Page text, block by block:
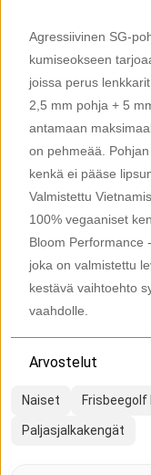
Agressiivinen SG-
kumiseokseen
joissa perus
2,5 mm pohja + 5
antamaan
on pehmeää.
kenkä ei pääse
Valmistettu
100% vegaaniset
Bloom Performance
joka on valmistettu
kestävä vaihtoehto
vaahdolle.
Arvostelut
Naiset Frisbeegolf
Paljasjalkakengät